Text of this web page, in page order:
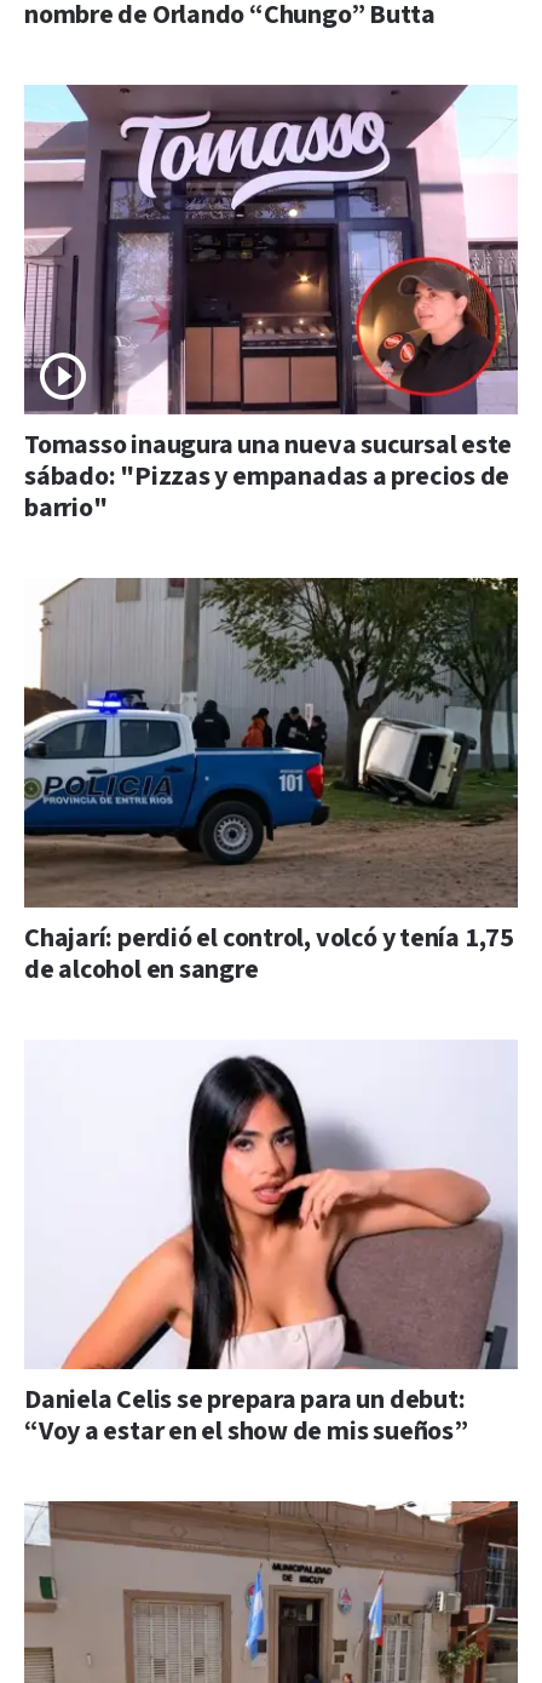
nombre de Orlando “Chungo” Butta
Tomasso inaugura una nueva sucursal este
sábado: "Pizzas y empanadas a precios de
barrio"
Chajarí: perdió el control, volcó y tenía 1,75
de alcohol en sangre
Daniela Celis se prepara para un debut:
“Voy a estar en el show de mis sueños”